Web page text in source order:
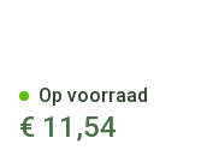
€ 11,54
Op voorraad